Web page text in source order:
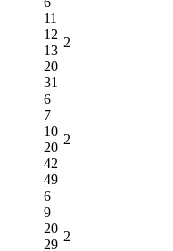
11
12
13
20
31
2
6
7
10
20
42
49
2
6
9
20
29
2